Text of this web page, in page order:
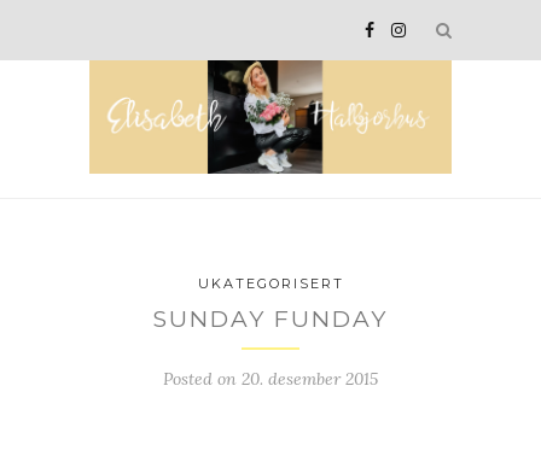
UKATEGORISERT
SUNDAY FUNDAY
Posted on 20. desember 2015